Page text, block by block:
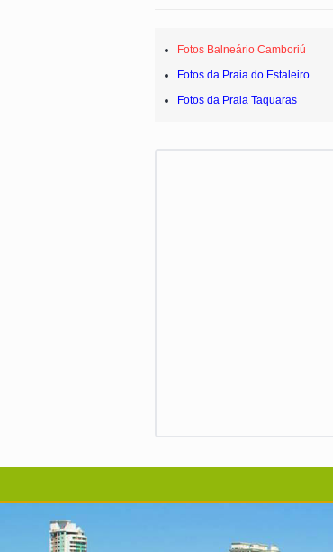
Fotos Balneário Camboriú
Fotos da Praia do Estaleiro
Fotos da Praia Taquaras